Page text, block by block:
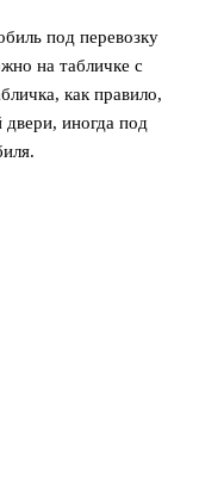
под перевозку
на табличке с
как правило,
двери, иногда под